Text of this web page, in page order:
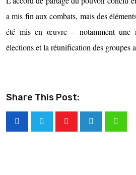
a mis fin aux combats, mais des
été mis en œuvre – notamment une
élections et la réunification des groupes
Share This Post: